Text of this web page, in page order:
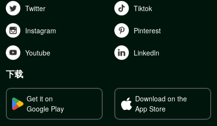
Twitter Tiktok
Instagram Pinterest
Youtube Linkedln
下载
Get it on
Google Play
Download on the
App Store